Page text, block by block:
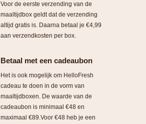
Voor de eerste verzending van de
maaltijdbox geldt dat de verzending
altijd gratis is. Daarna betaal je €4,99
aan verzendkosten per box.
Betaal met een cadeaubon
Het is ook mogelijk om HelloFresh
cadeau te doen in de vorm van
maaltijdboxen. De waarde van de
cadeaubon is minimaal €48 en
maximaal €89.Voor €48 heb je een